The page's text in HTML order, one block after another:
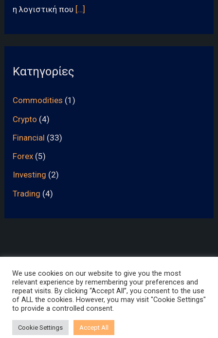
η λογιστική που […]
Κατηγορίες
Commodities (1)
Crypto (4)
Financial (33)
Forex (5)
Investing (2)
Trading (4)
Academy Terms Of Service Privacy Policy Disclaimer
Copyright © 2026 |All about markets
We use cookies on our website to give you the most
relevant experience by remembering your preferences and
repeat visits. By clicking “Accept All”, you consent to the use
of ALL the cookies. However, you may visit "Cookie Settings"
to provide a controlled consent.
Cookie Settings Accept All